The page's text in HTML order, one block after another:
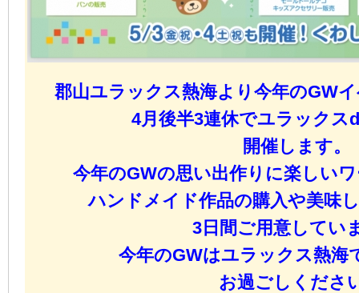
郡山ユラックス熱海より今年のGW
4月後半3連休でユラックス
開催します。
今年のGWの思い出作りに楽しい
ハンドメイド作品の購入や美味
3日間ご用意してい
今年のGWはユラックス熱海
お過ごしくださ